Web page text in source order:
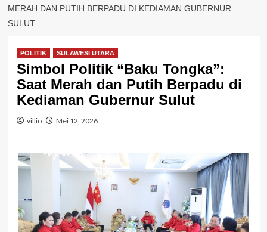
MERAH DAN PUTIH BERPADU DI KEDIAMAN GUBERNUR
SULUT
POLITIK SULAWESI UTARA
Simbol Politik “Baku Tongka”:
Saat Merah dan Putih Berpadu di
Kediaman Gubernur Sulut
villio Mei 12, 2026